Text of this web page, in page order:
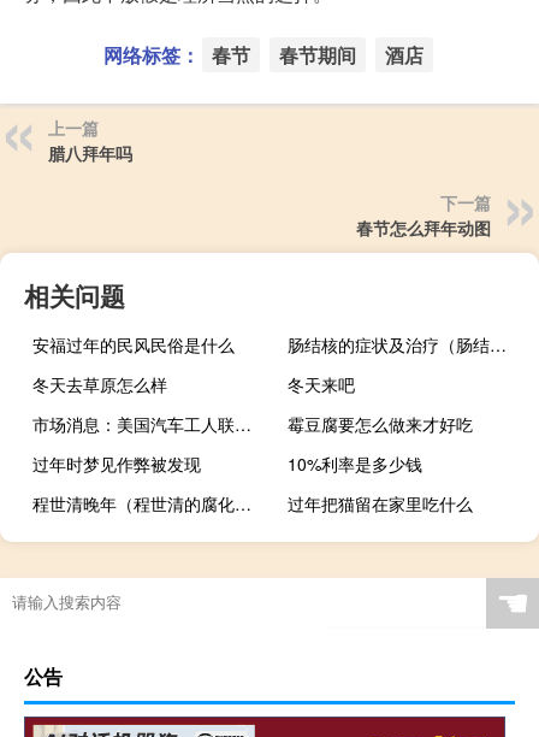
网络标签： 春节 春节期间 酒店
上一篇
腊八拜年吗
下一篇
春节怎么拜年动图
相关问题
安福过年的民风民俗是什么
肠结核的症状及治疗（肠结核的症状）
冬天去草原怎么样
冬天来吧
市场消息：美国汽车工人联合会（UAW）宣布了“罢工抗议”策略这是福特汽车公司通用汽车公司和斯特兰提斯公司历史性的第一次罢工UAW表示随着时间的推移罢工将扩大到更多的设施并将根据需要宣布
霉豆腐要怎么做来才好吃
过年时梦见作弊被发现
10%利率是多少钱
程世清晚年（程世清的腐化生活）
过年把猫留在家里吃什么
☚
公告